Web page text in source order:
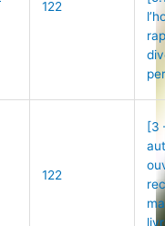
122
122
[3